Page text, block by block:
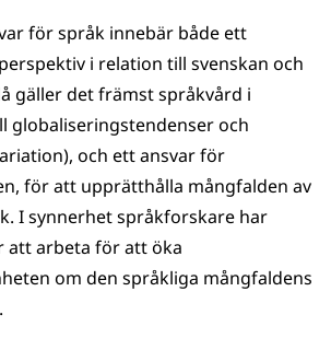
för språk innebär både ett
i relation till svenskan och
gäller det främst språkvård i
globaliseringstendenser och
och ett ansvar för
för att upprätthålla mångfalden av
I synnerhet språkforskare har
att arbeta för att öka
om den språkliga mångfaldens